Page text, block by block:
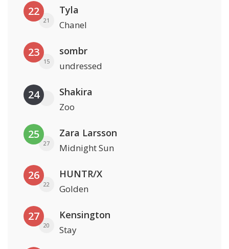
22
21
Tyla
Chanel
23
15
sombr
undressed
24 Shakira
Zoo
25
27
Zara Larsson
Midnight Sun
26
22
HUNTR/X
Golden
27
20
Kensington
Stay